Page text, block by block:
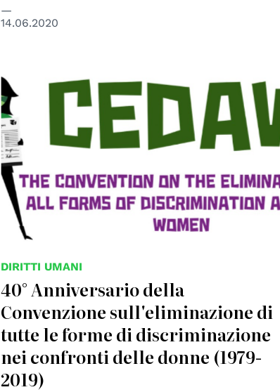
14.06.2020
DIRITTI UMANI
40° Anniversario della
Convenzione sull'eliminazione di
tutte le forme di discriminazione
nei confronti delle donne (1979-
2019)